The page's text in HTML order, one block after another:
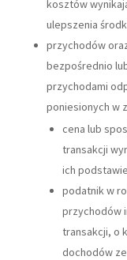
kosztów
ulepszenia
przychodów
bezpośrednio
przychodami
poniesionych w
cena lub
transakcji
ich
podatnik w
przychodów
transakcji, o
dochodów